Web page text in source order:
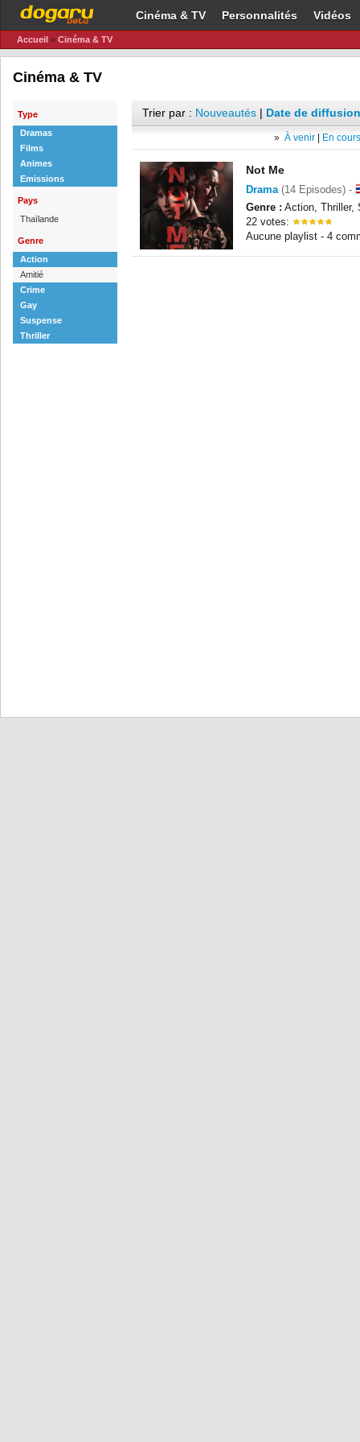
Cinéma & TV Personnalités Vidéos
Accueil » Cinéma & TV
Cinéma & TV
Type
Dramas
Films
Animes
Emissions
Pays
Thaïlande
Genre
Action
Amitié
Crime
Gay
Suspense
Thriller
Trier par : Nouveautés | Date de
» À venir En
Not Me
Drama(14 Episodes) -
Genre : Action, Thriller,
22 votes:
Aucune playlist - 4